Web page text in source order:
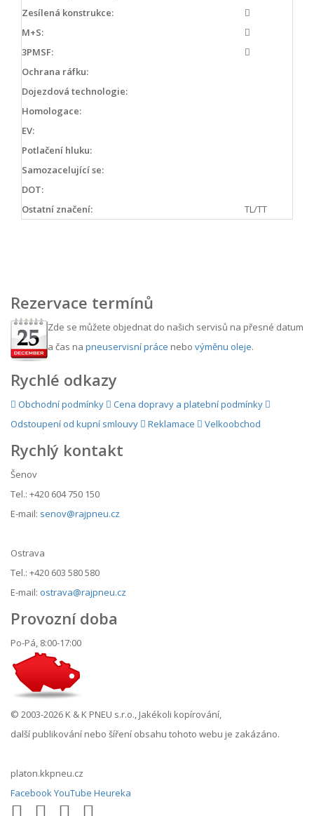
Zesílená konstrukce:
M+S:
3PMSF:
Ochrana ráfku:
Dojezdová technologie:
Homologace:
EV:
Potlačení hluku:
Samozacelující se:
DOT:
Ostatní značení:
TL/TT
Rezervace termínů
Zde se můžete objednat do našich servisů na přesné datum
a čas na pneuservisní práce nebo výměnu oleje.
Rychlé odkazy
Obchodní podmínky
Cena dopravy a platební podmínky
Odstoupení od kupní smlouvy
Reklamace Velkoobchod
Rychlý kontakt
Šenov
Tel.: +420 604 750 150
E-mail: senov@rajpneu.cz
Ostrava
Tel.: +420 603 580 580
E-mail: ostrava@rajpneu.cz
Provozní doba
Po-Pá, 8:00-17:00
© 2003-2026 K & K PNEU s.r.o., Jakékoli kopírování,
další publikování nebo šíření obsahu tohoto webu je zakázáno.
platon.kkpneu.cz
FacebookYouTube Heureka